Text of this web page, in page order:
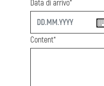
Data di arrivo*
start
Content*